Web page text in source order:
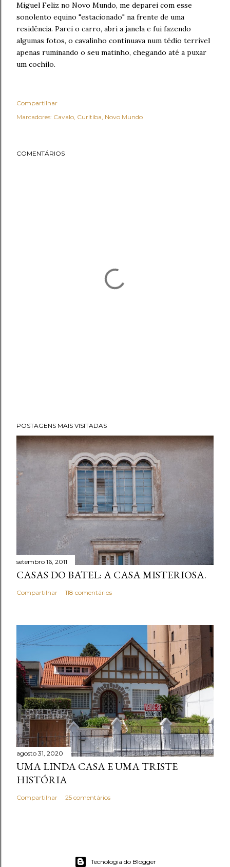
Miguel Feliz no Novo Mundo, me deparei com esse
sonolento equino "estacionado" na frente de uma
residência. Parei o carro, abri a janela e fui fazendo
algumas fotos, o cavalinho continuava num tédio terrível
apenas ruminando o seu matinho, chegando até a puxar
um cochilo.
Compartilhar
Marcadores: Cavalo Curitiba Novo Mundo
COMENTÁRIOS
POSTAGENS MAIS VISITADAS
setembro 16, 2011
CASAS DO BATEL: A CASA MISTERIOSA.
Compartilhar 118 comentários
agosto 31, 2020
UMA LINDA CASA E UMA TRISTE
HISTÓRIA
Compartilhar 25 comentários
Tecnologia do Blogger